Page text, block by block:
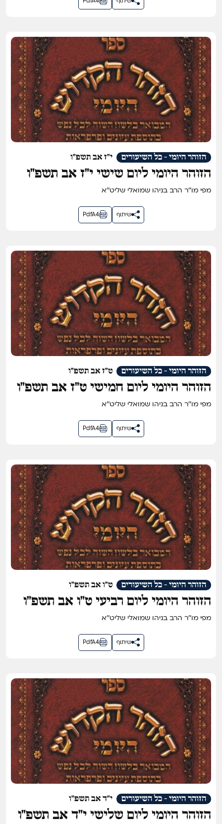
י"ז אב תשפ"ו הזוהר היומי - כל השיעורים
הזוהר היומי ליום שישי י״ז אב תשפ״ו
מפי מו''ר הרב בניהו שמואלי שליט''א
PdfA4 שיתוף
ט"ז אב תשפ"ו הזוהר היומי - כל השיעורים
הזוהר היומי ליום חמישי ט״ז אב תשפ״ו
מפי מו''ר הרב בניהו שמואלי שליט''א
PdfA4 שיתוף
ט"ו אב תשפ"ו הזוהר היומי - כל השיעורים
הזוהר היומי ליום רביעי ט״ו אב תשפ״ו
מפי מו''ר הרב בניהו שמואלי שליט''א
PdfA4 שיתוף
י"ד אב תשפ"ו הזוהר היומי - כל השיעורים
הזוהר היומי ליום שלישי י״ד אב תשפ״ו